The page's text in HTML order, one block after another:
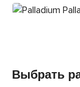
Выбрать